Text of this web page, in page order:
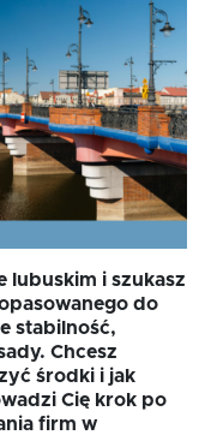
lubuskim i szukasz
do
stabilność,
Chcesz
środki i jak
Cię krok po
firm w